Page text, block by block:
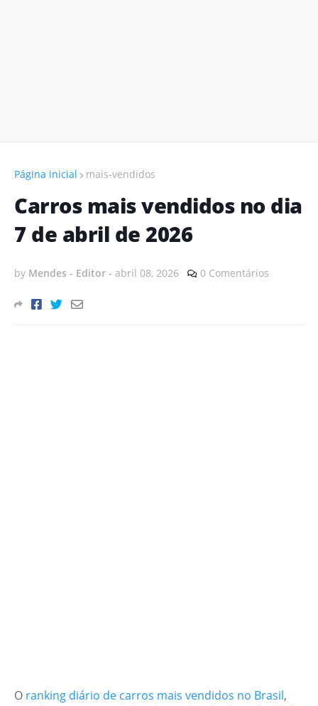
Página inicial mais-vendidos
Carros mais vendidos no dia
7 de abril de 2026
by Mendes - Editor - abril 08, 2026 0 Comentários
O ranking diário de carros mais vendidos no Brasil,